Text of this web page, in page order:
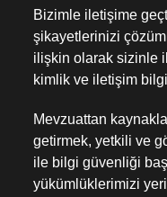
Bizimle iletişime
şikayetlerinizi
ilişkin olarak sizinle
kimlik ve iletişim
Mevzuattan
getirmek, yetkili ve
ile bilgi güvenliği
yükümlüklerimizi